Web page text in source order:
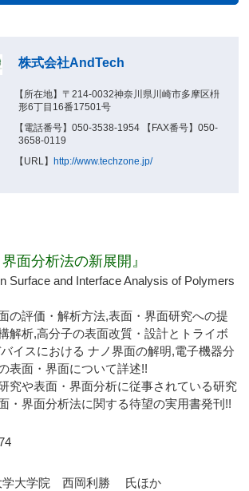
株式会社AndTech
【所在地】〒214-0032神奈川県川崎市多摩区枡
形6丁目16番17501号
【電話番号】050-3538-1954 【FAX番号】050-
3658-0119
【URL】
http://www.techzone.jp/
面分析法の新展開』
Surface and Interface Analysis of Polymers
の評価・解析方法,表面・界面研究への提
解析,高分子の表面改質・設計とトライボ
イスにおける ナノ界面の解明,電子機器分
表面・界面について詳述!!
究や表面・界面分析に従事されている研究
・界面分析法に関する待望の実用書発刊!!
学大学院 西岡利勝 氏ほか